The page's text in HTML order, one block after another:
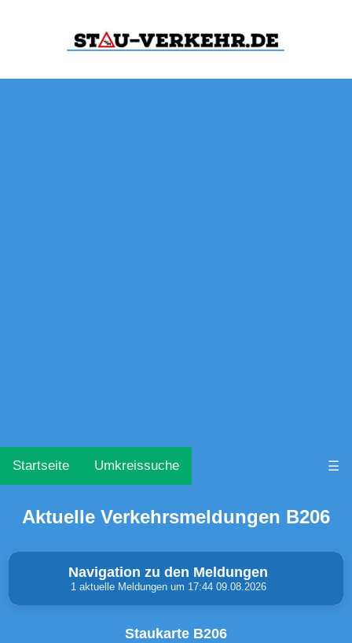
Startseite Umkreissuche ☰
Aktuelle Verkehrsmeldungen B206
Navigation zu den Meldungen
1 aktuelle Meldungen um 17:44 09.08.2026
Staukarte B206